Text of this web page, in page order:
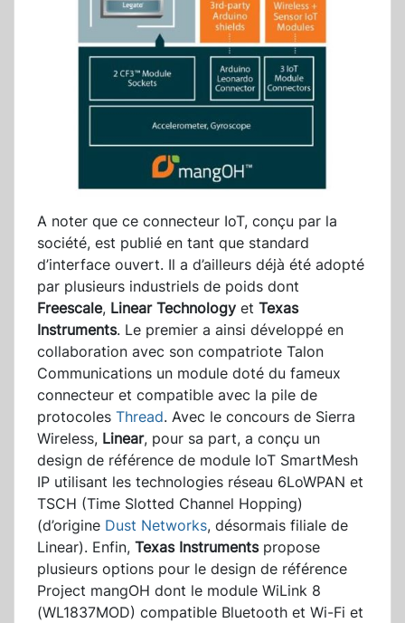
A noter que ce connecteur IoT, conçu par la
société, est publié en tant que standard
d’interface ouvert. Il a d’ailleurs déjà été adopté
par plusieurs industriels de poids dont
Freescale, Linear Technology et Texas
Instruments. Le premier a ainsi développé en
collaboration avec son compatriote Talon
Communications un module doté du fameux
connecteur et compatible avec la pile de
protocoles Thread. Avec le concours de Sierra
Wireless, Linear, pour sa part, a conçu un
design de référence de module IoT SmartMesh
IP utilisant les technologies réseau 6LoWPAN et
TSCH (Time Slotted Channel Hopping)
(d’origine Dust Networks, désormais filiale de
Linear). Enfin, Texas Instrumentspropose
plusieurs options pour le design de référence
Project mangOH dont le module WiLink 8
(WL1837MOD) compatible Bluetooth et Wi-Fi et